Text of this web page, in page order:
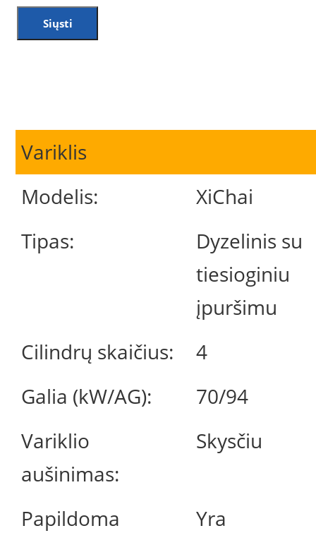
Siųsti
Variklis
Modelis:
XiChai
Tipas:
Dyzelinis su
tiesioginiu
įpuršimu
Cilindrų skaičius:
4
Galia (kW/AG):
70/94
Variklio
aušinimas:
Skysčiu
Papildoma
Yra